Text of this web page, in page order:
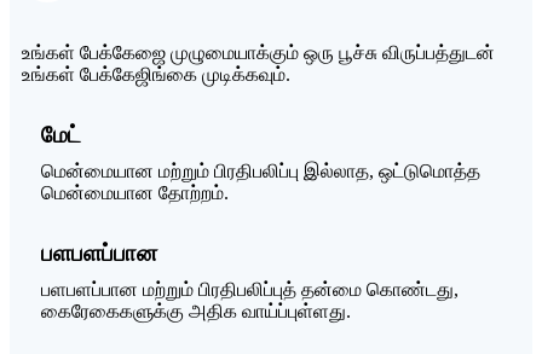
உங்கள் பேக்கேஜை முழுமையாக்கும் ஒரு பூச்சு விருப்பத்துடன்
உங்கள் பேக்கேஜிங்கை முடிக்கவும்.
மேட்
மென்மையான மற்றும் பிரதிபலிப்பு இல்லாத, ஒட்டுமொத்த
மென்மையான தோற்றம்.
பளபளப்பான
பளபளப்பான மற்றும் பிரதிபலிப்புத் தன்மை கொண்டது,
கைரேகைகளுக்கு அதிக வாய்ப்புள்ளது.